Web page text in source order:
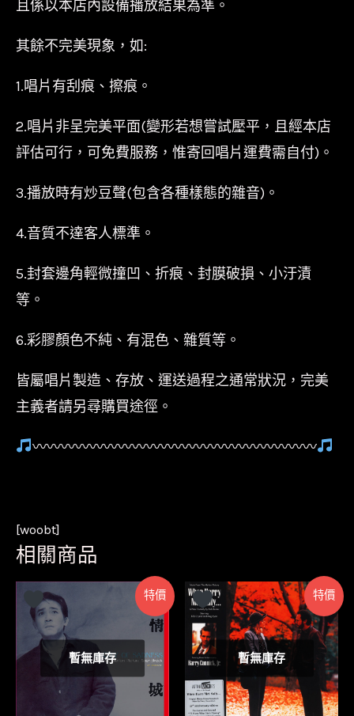
且係以本店內設備播放結果為準。
其餘不完美現象，如:
1.唱片有刮痕、擦痕。
2.唱片非呈完美平面(變形若想嘗試壓平，且經本店
評估可行，可免費服務，惟寄回唱片運費需自付)。
3.播放時有炒豆聲(包含各種樣態的雜音)。
4.音質不達客人標準。
5.封套邊角輕微撞凹、折痕、封膜破損、小汙漬
等。
6.彩膠顏色不純、有混色、雜質等。
皆屬唱片製造、存放、運送過程之通常狀況，完美
主義者請另尋購買途徑。
〰〰〰〰〰〰〰〰〰〰〰〰〰〰〰〰〰〰〰〰
[woobt]
相關商品
特價
暫無庫存
特價
暫無庫存